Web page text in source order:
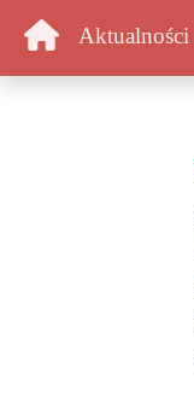
Aktualności